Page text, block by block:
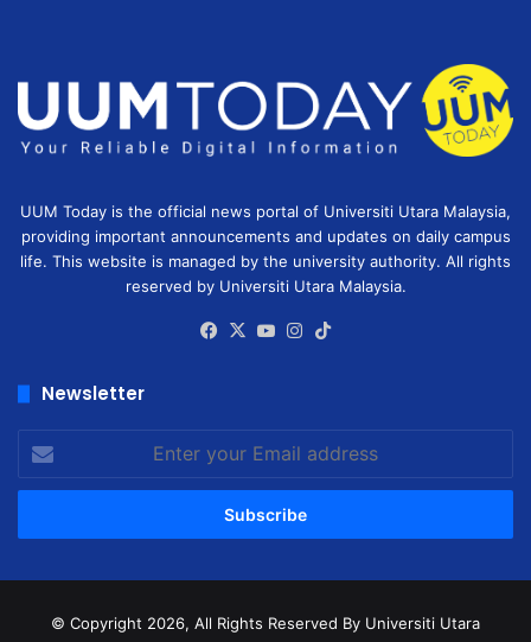
UUM Today is the official news portal of Universiti Utara Malaysia,
providing important announcements and updates on daily campus
life. This website is managed by the university authority. All rights
reserved by Universiti Utara Malaysia.
Facebook
X YouTubeInstagram
Newsletter
your
Email
© Copyright 2026, All Rights Reserved By Universiti Utara